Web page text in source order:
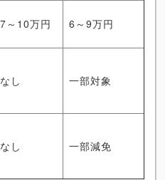
7～10万円 6～9万円
なし 一部対象
なし 一部減免